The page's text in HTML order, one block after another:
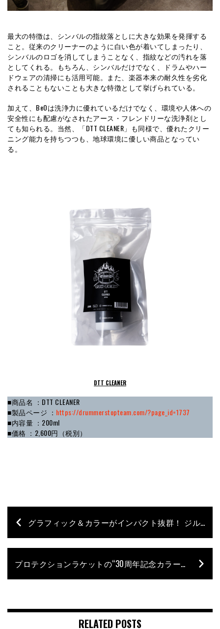
最大の特徴は、シンバルの指紋落としに大きな効果を発揮する
こと。従来のクリーナーのように白い色が着いてしまったり、
シンバルのロゴを消してしまうことなく、指紋などの汚れを落
としてくれる。もちろん、シンバルだけでなく、ドラムやハー
ドウェアの清掃にも活用可能。また、楽器本来の耐久性を劣化
されることもないことも大きな特徴として挙げられている。
加えて、BeOは洗浄力に優れているだけでなく、環境や人体への
安全性にも配慮がなされたアース・フレンドリーな洗浄剤とし
ても知られる。当然、「DTT CLEANER」も同様で、優れたクリー
ニング能力を持ちつつも、地球環境に優しい商品となってい
る。
DTT CLEANER
■商品名 ：DTT CLEANER
■製品ページ ： https://drummerstopteam.com/?page_id=1737
■内容量 ：200ml
■価格 ：2,600円（税別）
グラフィック＆カラーがインパクト抜群！ ジルジャンが提案する“演奏の旅に持って行きたい”バッグ
プロテクションラケットの“30周年記念カラーバリエーション”発売決定！ キャンペーンも開催!!
RELATED POSTS